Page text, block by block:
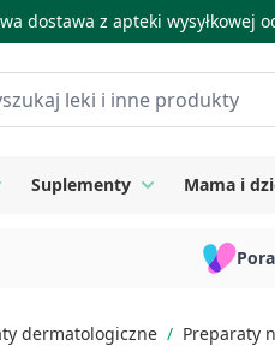
dostawa z apteki wysyłkowej
leki i inne produkty
Leki na receptę
submenu for Zdrowie
Suplementy ToggleMama i
dermatologiczne / Preparaty